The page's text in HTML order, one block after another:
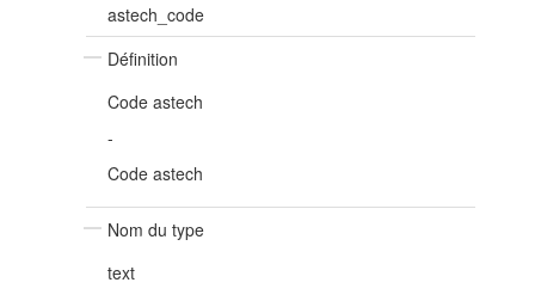
astech_code
Définition
Code astech
-
Code astech
Nom du type
text